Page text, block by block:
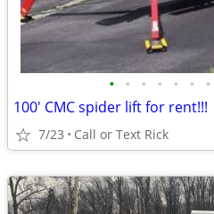
• • • • • • •
100' CMC spider lift for rent!!!
7/23 Call or Text Rick